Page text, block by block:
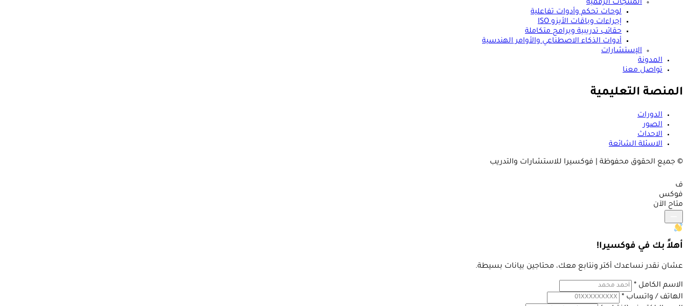
المنتجات الرقمية
لوحات تحكم وأدوات تفاعلية
إجراءات وباقات الأيزو ISO
حقائب تدريبية وبرامج متكاملة
أدوات الذكاء الاصطناعي والأوامر الهندسية
الإستشارات
المدونة
تواصل معنا
المنصة التعليمية
الدورات
الصور
الاحداث
الاسئلة الشائعة
© جميع الحقوق محفوظة | فوكسيرا للاستشارات والتدريب
ف
فوكس
متاح الآن
أهلاً بك في فوكسيرا!
عشان نقدر نساعدك أكتر ونتابع معك، محتاجين بيانات بسيطة.
الاسم الكامل *
الهاتف / واتساب *